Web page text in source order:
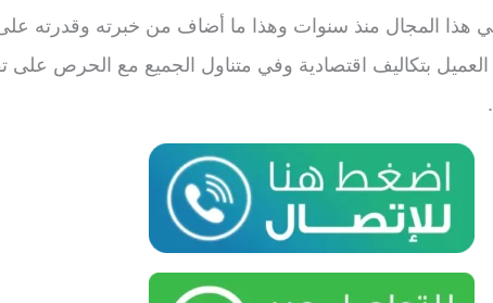
هذا المجال منذ سنوات وهذا ما أضاف من خبرته وقدرته
العميل بتكاليف اقتصادية وفي متناول الجميع مع الحرص